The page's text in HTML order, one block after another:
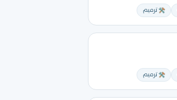
ترميم
ترميم